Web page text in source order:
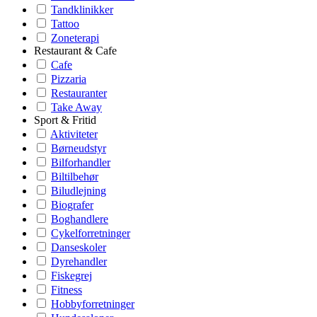
Tandklinikker
Tattoo
Zoneterapi
Restaurant & Cafe
Cafe
Pizzaria
Restauranter
Take Away
Sport & Fritid
Aktiviteter
Børneudstyr
Bilforhandler
Biltilbehør
Biludlejning
Biografer
Boghandlere
Cykelforretninger
Danseskoler
Dyrehandler
Fiskegrej
Fitness
Hobbyforretninger